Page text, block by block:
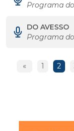
Programa
DO AVESSO
Programa
« 1 2